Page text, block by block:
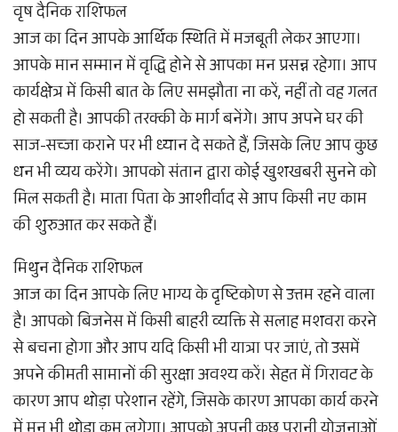
वृष दैनिक राशिफल
आज का दिन आपके आर्थिक स्थिति में मजबूती लेकर आएगा।
आपके मान सम्मान में वृद्धि होने से आपका मन प्रसन्न रहेगा। आप
कार्यक्षेत्र में किसी बात के लिए समझौता ना करें, नहीं तो वह गलत
हो सकती है। आपकी तरक्की के मार्ग बनेंगे। आप अपने घर की
साज-सच्जा कराने पर भी ध्यान दे सकते हैं, जिसके लिए आप कुछ
धन भी व्यय करेंगे। आपको संतान द्वारा कोई खुशखबरी सुनने को
मिल सकती है। माता पिता के आशीर्वाद से आप किसी नए काम
की शुरुआत कर सकते हैं।
मिथुन दैनिक राशिफल
आज का दिन आपके लिए भाग्य के दृष्टिकोण से उत्तम रहने वाला
है। आपको बिजनेस में किसी बाहरी व्यक्ति से सलाह मशवरा करने
से बचना होगा और आप यदि किसी भी यात्रा पर जाएं, तो उसमें
अपने कीमती सामानों की सुरक्षा अवश्य करें। सेहत में गिरावट के
कारण आप थोड़ा परेशान रहेंगे, जिसके कारण आपका कार्य करने